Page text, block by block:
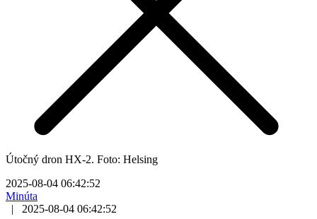
Útočný dron HX-2. Foto: Helsing
2025-08-04 06:42:52
Minúta
|
2025-08-04 06:42:52